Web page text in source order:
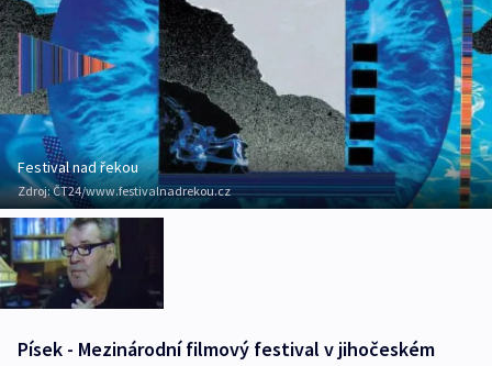
Festival nad řekou
Zdroj:ČT24/www.festivalnadrekou.cz
Písek - Mezinárodní filmový festival v jihočeském